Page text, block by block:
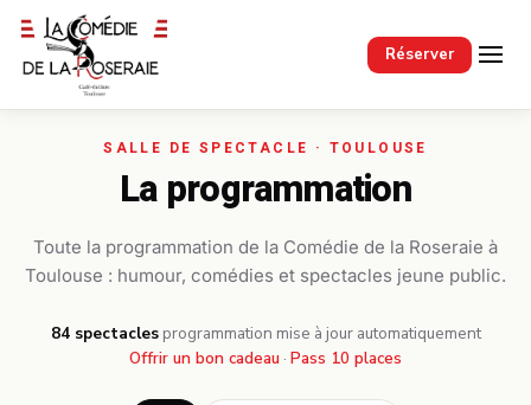
Réserver
Passer au contenu principal
La programmation
Toute la programmation de la Comédie de la Roseraie à
Toulouse : humour, comédies et spectacles jeune public.
84 spectacles· programmation mise à jour automatiquement
Offrir un bon cadeau · Pass 10 places